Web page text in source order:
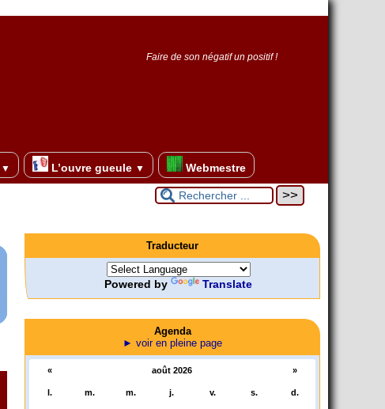
Faire de son négatif un positif !
▼ L’ouvre gueule ▼ Webmestre
Traducteur
Powered by Translate
Agenda
► voir en pleine page
« août 2026 »
l. m. m. j. v. s. d.